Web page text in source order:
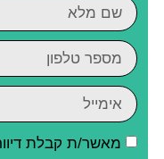
מאשר/ת קבלת